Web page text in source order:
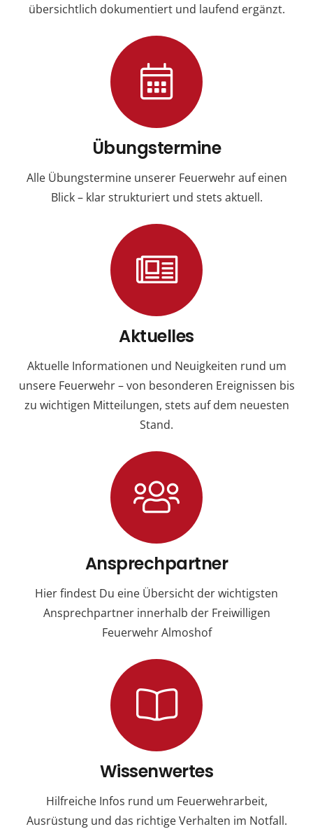
übersichtlich dokumentiert und laufend ergänzt.
Übungstermine
Alle Übungstermine unserer Feuerwehr auf einen
Blick – klar strukturiert und stets aktuell.
Aktuelles
Aktuelle Informationen und Neuigkeiten rund um
unsere Feuerwehr – von besonderen Ereignissen bis
zu wichtigen Mitteilungen, stets auf dem neuesten
Stand.
Ansprechpartner
Hier findest Du eine Übersicht der wichtigsten
Ansprechpartner innerhalb der Freiwilligen
Feuerwehr Almoshof
Wissenwertes
Hilfreiche Infos rund um Feuerwehrarbeit,
Ausrüstung und das richtige Verhalten im Notfall.